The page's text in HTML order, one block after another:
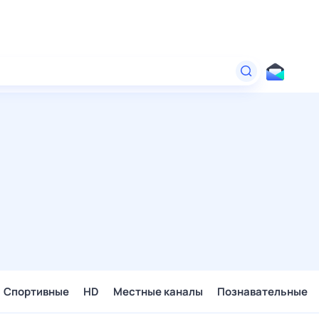
Спортивные HD Местные каналы Познавательные